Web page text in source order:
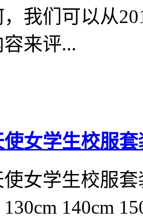
，我们可以从
来评...
使女学生校服
女学生校服套
130cm 140cm